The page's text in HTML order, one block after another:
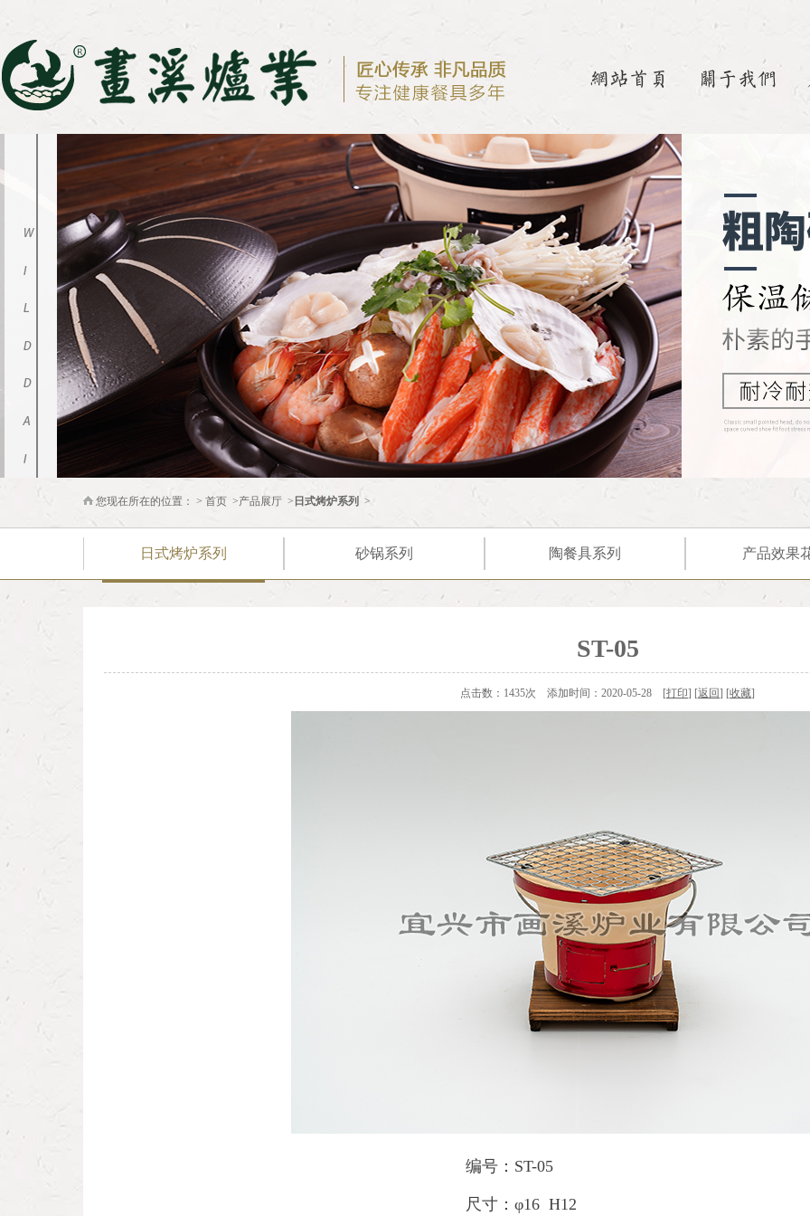
网站首页 关于我们
您现在所在的位置： > 首页 >产品展厅 > 日式烤炉系列 >
日式烤炉系列 砂锅系列 陶餐具系列 产品效果
ST-05
点击数：1435次 添加时间：2020-05-28 [打印] [返回] [收藏]
编号：ST-05
尺寸：φ16 H12